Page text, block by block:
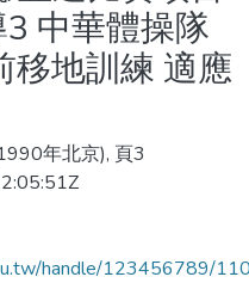
中華體操隊
移地訓練 適應
年北京), 頁3
handle/123456789/